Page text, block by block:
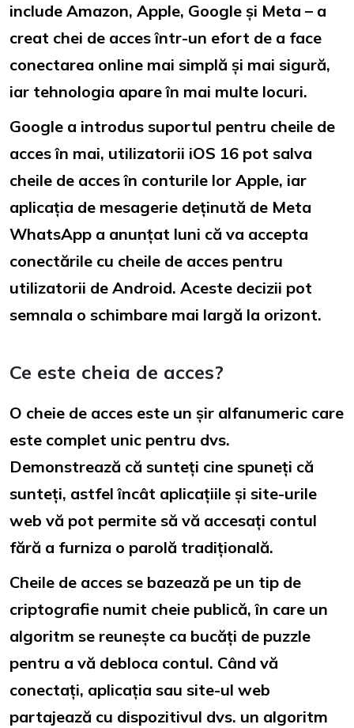
include Amazon, Apple, Google și Meta – a
creat chei de acces într-un efort de a face
conectarea online mai simplă și mai sigură,
iar tehnologia apare în mai multe locuri.
Google a introdus suportul pentru cheile de
acces în mai, utilizatorii iOS 16 pot salva
cheile de acces în conturile lor Apple, iar
aplicația de mesagerie deținută de Meta
WhatsApp a anunțat luni că va accepta
conectările cu cheile de acces pentru
utilizatorii de Android. Aceste decizii pot
semnala o schimbare mai largă la orizont.
Ce este cheia de acces?
O cheie de acces este un șir alfanumeric care
este complet unic pentru dvs.
Demonstrează că sunteți cine spuneți că
sunteți, astfel încât aplicațiile și site-urile
web vă pot permite să vă accesați contul
fără a furniza o parolă tradițională.
Cheile de acces se bazează pe un tip de
criptografie numit cheie publică, în care un
algoritm se reunește ca bucăți de puzzle
pentru a vă debloca contul. Când vă
conectați, aplicația sau site-ul web
partajează cu dispozitivul dvs. un algoritm